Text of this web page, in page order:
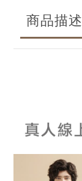
商品描述